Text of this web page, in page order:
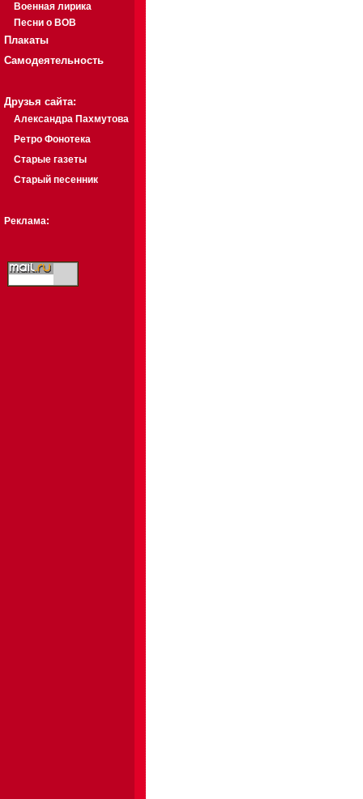
Военная лирика
Песни о ВОВ
Плакаты
Самодеятельность
Друзья сайта:
Александра Пахмутова
Ретро Фонотека
Старые газеты
Старый песенник
Реклама: